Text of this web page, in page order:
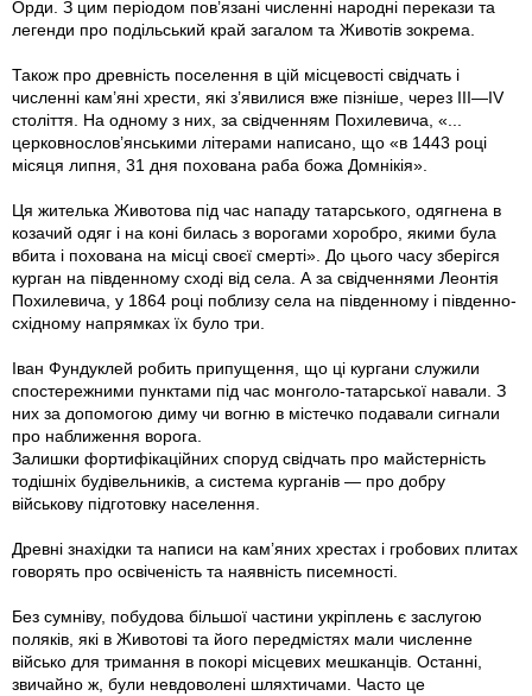
Орди. З цим періодом пов’язані численні народні перекази та
легенди про подільський край загалом та Животів зокрема.
Також про древність поселення в цій місцевості свідчать і
численні кам’яні хрести, які з’явилися вже пізніше, через III—IV
століття. На одному з них, за свідченням Похилевича, «...
церковнослов’янськими літерами написано, що «в 1443 році
місяця липня, 31 дня похована раба божа Домнікія».
Ця жителька Животова під час нападу татарського, одягнена в
козачий одяг і на коні билась з ворогами хоробро, якими була
вбита і похована на місці своєї смерті». До цього часу зберігся
курган на південному сході від села. А за свідченнями Леонтія
Похилевича, у 1864 році поблизу села на південному і південно-
східному напрямках їх було три.
Іван Фундуклей робить припущення, що ці кургани служили
спостережними пунктами під час монголо-татарської навали. З
них за допомогою диму чи вогню в містечко подавали сигнали
про наближення ворога.
Залишки фортифікаційних споруд свідчать про майстерність
тодішніх будівельників, а система курганів — про добру
військову підготовку населення.
Древні знахідки та написи на кам’яних хрестах і гробових плитах
говорять про освіченість та наявність писемності.
Без сумніву, побудова більшої частини укріплень є заслугою
поляків, які в Животові та його передмістях мали численне
військо для тримання в покорі місцевих мешканців. Останні,
звичайно ж, були невдоволені шляхтичами. Часто це